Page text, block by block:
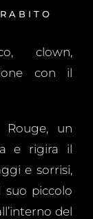
clown,
con il
un
e rigira il
e sorrisi,
suo piccolo
del